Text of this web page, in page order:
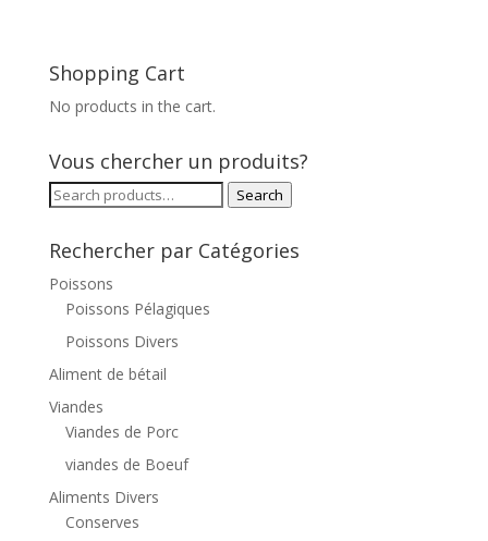
Shopping Cart
No products in the cart.
Vous chercher un produits?
Search
Search
Rechercher par Catégories
Poissons
Poissons Pélagiques
Poissons Divers
Aliment de bétail
Viandes
Viandes de Porc
viandes de Boeuf
Aliments Divers
Conserves